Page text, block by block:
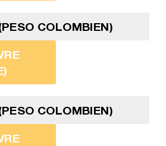
COLOMBIEN)
COLOMBIEN)